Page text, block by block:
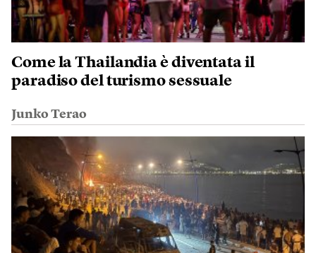
Come la Thailandia è diventata il
paradiso del turismo sessuale
Junko Terao